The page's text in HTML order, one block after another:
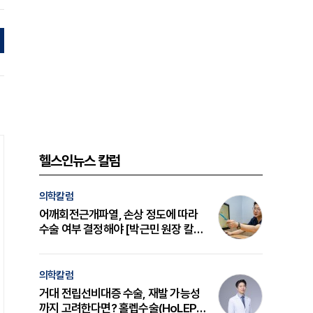
헬스인뉴스 칼럼
의학칼럼
어깨회전근개파열, 손상 정도에 따라
수술 여부 결정해야 [박근민 원장 칼
의학칼럼
거대 전립선비대증 수술, 재발 가능성
까지 고려한다면? 홀렙수술(HoLEP)